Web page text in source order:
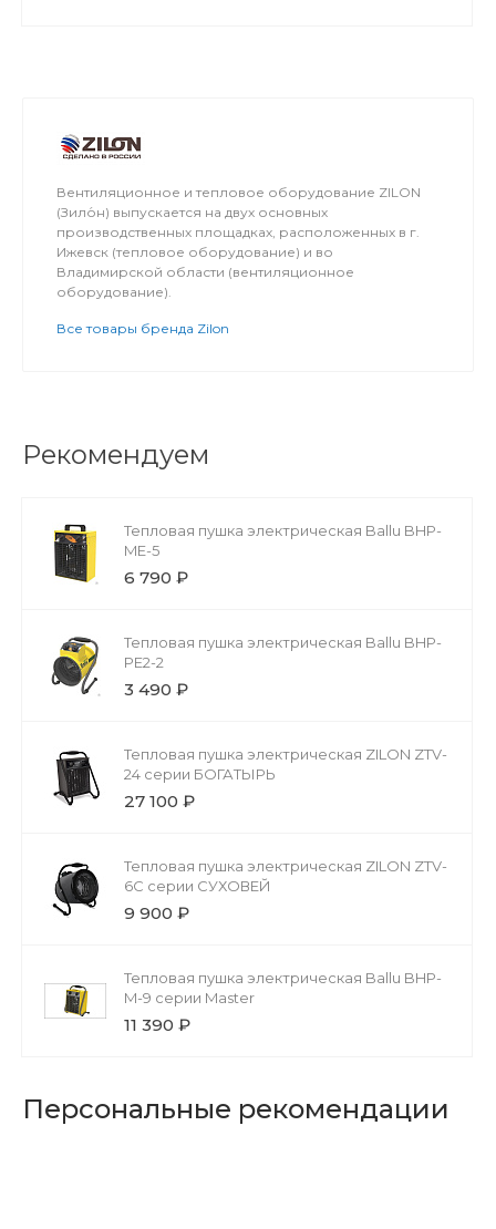
Вентиляционное и тепловое оборудование ZILON
(Зило́н) выпускается на двух основных
производственных площадках, расположенных в г.
Ижевск (тепловое оборудование) и во
Владимирской области (вентиляционное
оборудование).
Все товары бренда Zilon
Рекомендуем
Тепловая пушка электрическая Ballu BHP-
ME-5
6 790 ₽
Тепловая пушка электрическая Ballu BHP-
PE2-2
3 490 ₽
Тепловая пушка электрическая ZILON ZTV-
24 серии БОГАТЫРЬ
27 100 ₽
Тепловая пушка электрическая ZILON ZTV-
6C серии СУХОВЕЙ
9 900 ₽
Тепловая пушка электрическая Ballu BHP-
M-9 серии Master
11 390 ₽
Персональные рекомендации